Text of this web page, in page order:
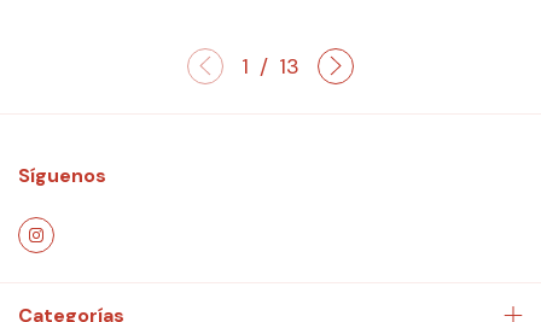
1 / 13
Síguenos
Categorías